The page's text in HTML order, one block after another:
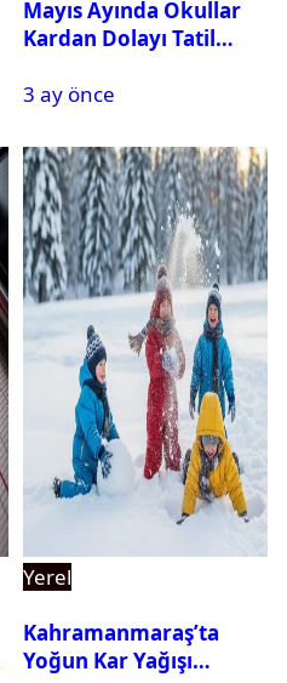
Mayıs Ayında Okullar
Kardan Dolayı Tatil
3 ay önce
Yerel
Kahramanmaraş’ta
Yoğun Kar Yağışı